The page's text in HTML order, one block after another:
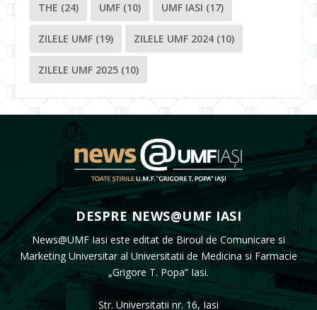
THE (24) UMF (10) UMF IASI (17)
ZILELE UMF (19) ZILELE UMF 2024 (10)
ZILELE UMF 2025 (10)
DESPRE NEWS@UMF IASI
News@UMF Iasi este editat de Biroul de Comunicare si
Marketing Universitar al Universitatii de Medicina si Farmacie
„Grigore T. Popa” Iasi.
Str. Universitatii nr. 16, Iasi